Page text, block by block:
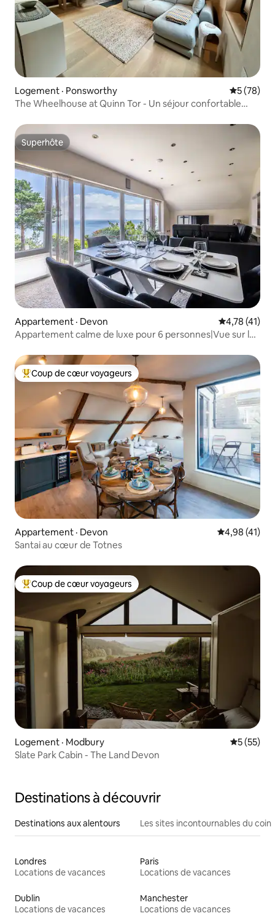
Logement · Ponsworthy Note
5 (78)
The Wheelhouse at Quinn Tor - Un séjour confortable
Superhôte
Superhôte
Appartement · Devon Note
4,78 (41)
Appartement calme de luxe pour 6 personnes|Vue sur la
Coup de cœur voyageurs parmi les plus aimés
Coup de cœur voyageurs
Appartement · Devon Note
4,98 (41)
Santai au cœur de Totnes
Coup de cœur voyageurs parmi les plus aimés
Coup de cœur voyageurs
Logement · Modbury Note
5 (55)
Slate Park Cabin - The Land Devon
Destinations à découvrir
Destinations aux alentours Les sites incontournables du coin
Londres
Locations de vacances
Paris
Locations de vacances
Dublin
Locations de vacances
Manchester
Locations de vacances